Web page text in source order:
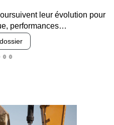
leur évolution pour
performances…